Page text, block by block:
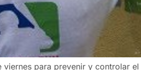
para prevenir y controlar